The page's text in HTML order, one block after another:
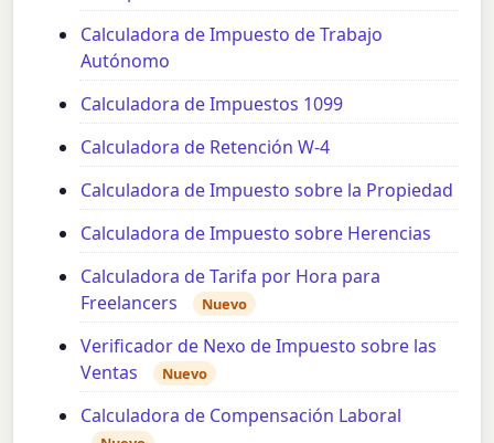
Calculadora de Impuesto de Trabajo
Autónomo
Calculadora de Impuestos 1099
Calculadora de Retención W-4
Calculadora de Impuesto sobre la Propiedad
Calculadora de Impuesto sobre Herencias
Calculadora de Tarifa por Hora para
Freelancers
Nuevo
Verificador de Nexo de Impuesto sobre las
Ventas
Nuevo
Calculadora de Compensación Laboral